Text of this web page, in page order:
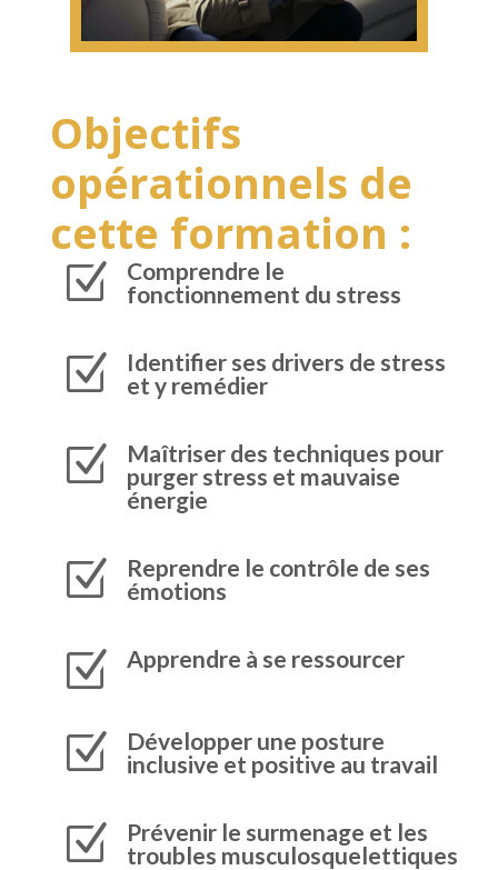
Objectifs
opérationnels de
cette formation :
Z
Comprendre le
fonctionnement du stress
Z
Identifier ses drivers de stress
et y remédier
Z
Maîtriser des techniques pour
purger stress et mauvaise
énergie
Z
Reprendre le contrôle de ses
émotions
Z Apprendre à se ressourcer
Z
Développer une posture
inclusive et positive au travail
Z
Prévenir le surmenage et les
troubles musculosquelettiques